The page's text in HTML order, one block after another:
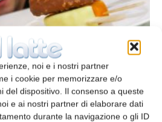
noi e i nostri partner
i cookie per memorizzare e/o
del dispositivo. Il consenso a queste
e ai nostri partner di elaborare dati
durante la navigazione o gli ID
dell’estate